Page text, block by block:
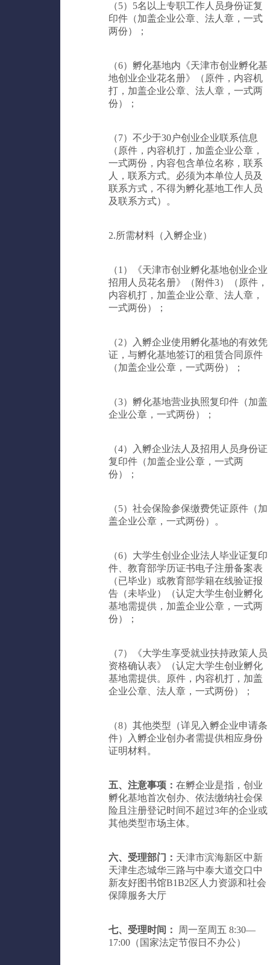
（5）5名以上专职工作人员身份证复
印件（加盖企业公章、法人章，一式
两份）；
（6）孵化基地内《天津市创业孵化基
地创业企业花名册》（原件，内容机
打，加盖企业公章、法人章，一式两
份）；
（7）不少于30户创业企业联系信息
（原件，内容机打，加盖企业公章，
一式两份，内容包含单位名称，联系
人，联系方式。必须为本单位人员及
联系方式，不得为孵化基地工作人员
及联系方式）。
2.所需材料（入孵企业）
（1）《天津市创业孵化基地创业企业
招用人员花名册》（附件3）（原件，
内容机打，加盖企业公章、法人章，
一式两份）；
（2）入孵企业使用孵化基地的有效凭
证，与孵化基地签订的租赁合同原件
（加盖企业公章，一式两份）；
（3）孵化基地营业执照复印件（加盖
企业公章，一式两份）；
（4）入孵企业法人及招用人员身份证
复印件（加盖企业公章，一式两
份）；
（5）社会保险参保缴费凭证原件（加
盖企业公章，一式两份）。
（6）大学生创业企业法人毕业证复印
件、教育部学历证书电子注册备案表
（已毕业）或教育部学籍在线验证报
告（未毕业）（认定大学生创业孵化
基地需提供，加盖企业公章，一式两
份）；
（7）《大学生享受就业扶持政策人员
资格确认表》（认定大学生创业孵化
基地需提供。原件，内容机打，加盖
企业公章、法人章，一式两份）；
（8）其他类型（详见入孵企业申请条
件）入孵企业创办者需提供相应身份
证明材料。
五、注意事项：在孵企业是指，创业
孵化基地首次创办、依法缴纳社会保
险且注册登记时间不超过3年的企业或
其他类型市场主体。
六、受理部门： 天津市滨海新区中新
天津生态城华三路与中泰大道交口中
新友好图书馆B1B2区人力资源和社会
保障服务大厅
七、受理时间： 周一至周五 8:30—
17:00（国家法定节假日不办公）